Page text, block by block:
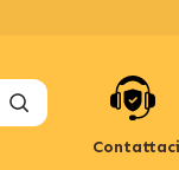
Contattaci